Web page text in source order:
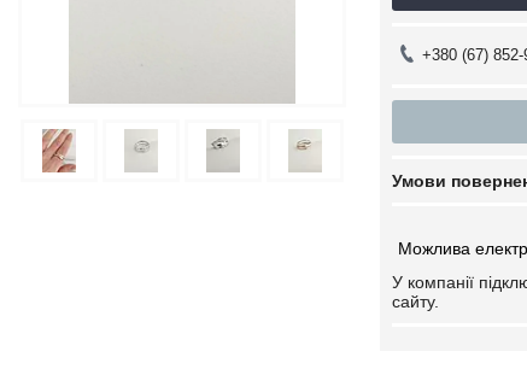
+380 (67) 852-
У компанії
сайту.